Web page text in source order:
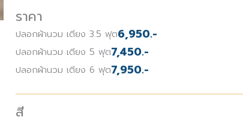
ราคา
ปลอกผ้านวม เตียง 3.5 ฟุต6,950.-
ปลอกผ้านวม เตียง 5 ฟุต7,450.-
ปลอกผ้านวม เตียง 6 ฟุต7,950.-
สี